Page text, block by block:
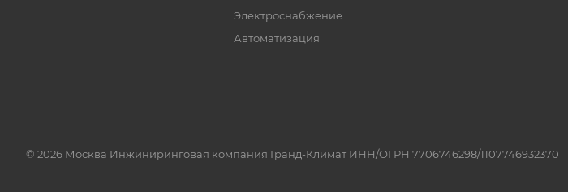
Электроснабжение
Автоматизация
© 2026 Москва Инжиниринговая компания Гранд-Климат ИНН/ОГРН 7706746298/1107746932370